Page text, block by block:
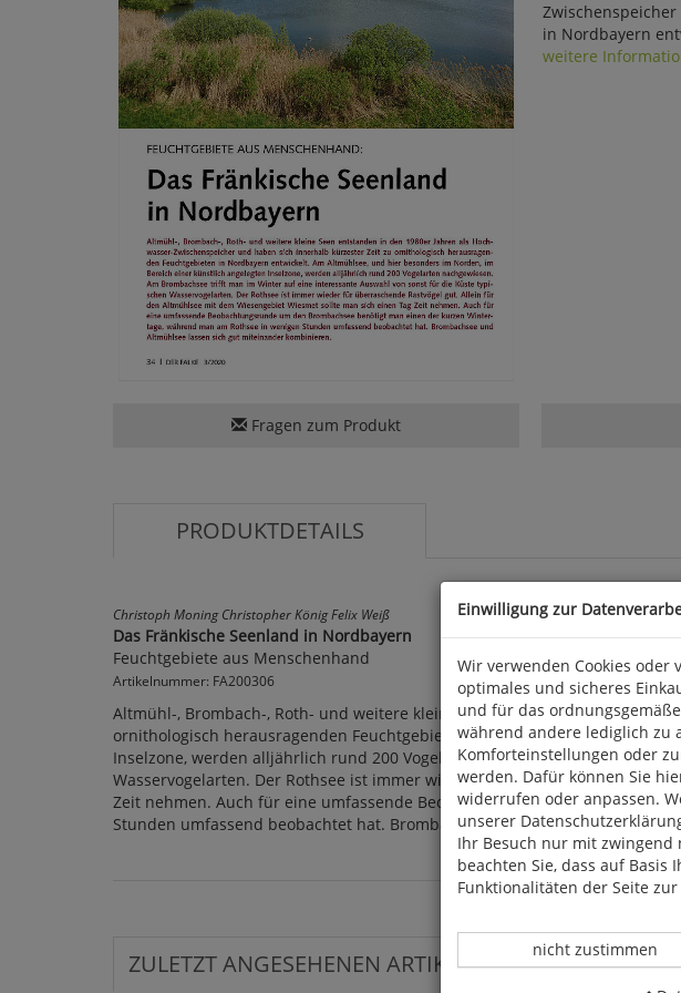
in Nordbayern
weitere
Fragen zum Produkt
PRODUKTDETAILS
Christoph Moning Christopher König Felix Weiß
Das Fränkische Seenland in Nordbayern
Feuchtgebiete aus Menschenhand
Artikelnummer: FA200306
Altmühl-, Brombach-, Roth- und weitere kleine Seen entstanden in den
ornithologisch herausragenden Feuchtgebieten in Nordbayern entwickelt.
Inselzone, werden alljährlich rund 200 Vogelarten nachgewiesen. Am
Wasservogelarten. Der Rothsee ist immer wieder für überraschende
Zeit nehmen. Auch für eine umfassende Beobachtungsrunde um den
Stunden umfassend beobachtet hat. Brombachsee und Altmühlsee lassen
ZULETZT ANGESEHENEN ARTIKEL:
Einwilligung zur
Wir verwenden Cookies oder
optimales und sicheres
und für das
während andere lediglich zu
Komforteinstellungen oder
werden. Dafür können Sie
widerrufen oder anpassen.
unserer
Ihr Besuch nur mit zwingend
beachten Sie, dass auf
Funktionalitäten der Seite
Datenverarbeitung -
nicht zustimmen